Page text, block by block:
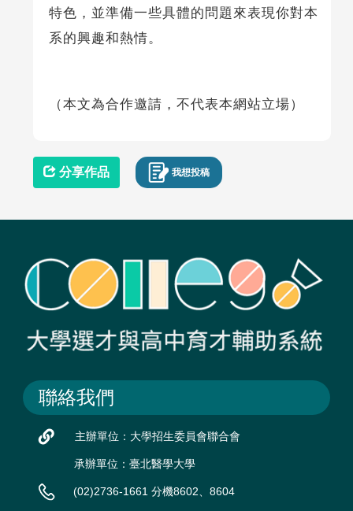
特色，並準備一些具體的問題來表現你對本
系的興趣和熱情。
（本文為合作邀請，不代表本網站立場）
分享作品 我想投稿
聯絡我們
主辦單位：大學招生委員會聯合會
承辦單位：臺北醫學大學
(02)2736-1661 分機8602、8604